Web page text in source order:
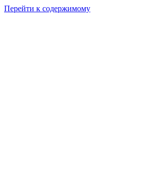
Перейти к содержимому